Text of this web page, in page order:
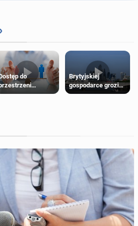
›
do
Brytyjskiej
gospodarce grozi
recesja, jeśli